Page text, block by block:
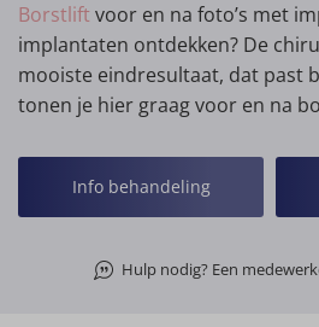
Borstlift voor en na foto’s met
implantaten ontdekken? De
mooiste eindresultaat, dat past
tonen je hier graag voor en na
Info behandeling
Hulp nodig? Een